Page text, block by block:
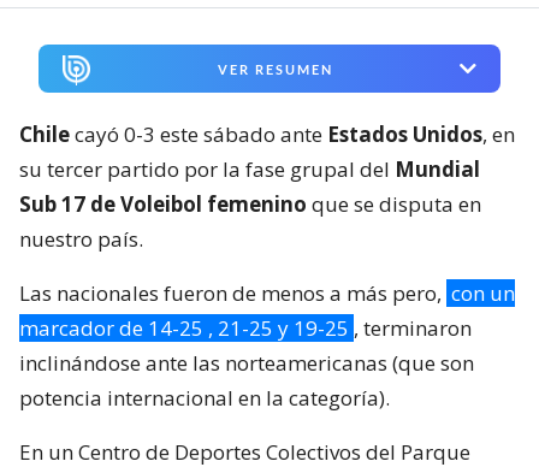
VER RESUMEN
Chilecayó 0-3 este sábado ante Estados Unidos, en
su tercer partido por la fase grupal del Mundial
Sub 17 de Voleibol femenino que se disputa en
nuestro país.
Las nacionales fueron de menos a más pero, con un
marcador de 14-25 , 21-25 y 19-25 , terminaron
inclinándose ante las norteamericanas (que son
potencia internacional en la categoría).
En un Centro de Deportes Colectivos del Parque